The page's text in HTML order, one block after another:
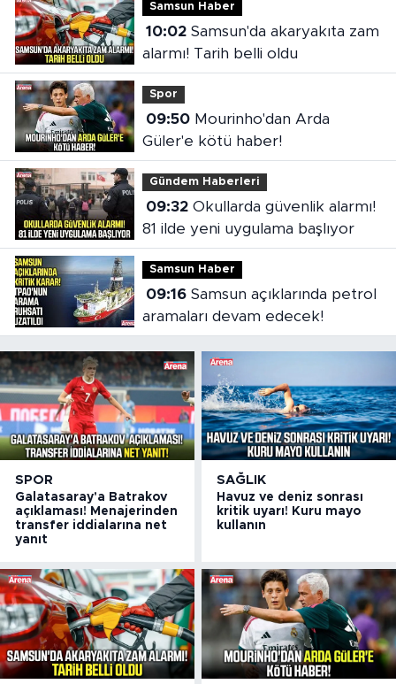
Samsun Haber
10:02Samsun'da akaryakıta zam
alarmı! Tarih belli oldu
Spor
09:50Mourinho'dan Arda
Güler'e kötü haber!
Gündem Haberleri
09:32Okullarda güvenlik alarmı!
81 ilde yeni uygulama başlıyor
Samsun Haber
09:16Samsun açıklarında petrol
aramaları devam edecek!
SPOR
Galatasaray'a Batrakov
açıklaması! Menajerinden
transfer iddialarına net
yanıt
SAĞLIK
Havuz ve deniz sonrası
kritik uyarı! Kuru mayo
kullanın